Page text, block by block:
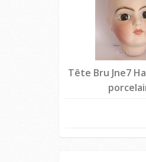
Tête Bru Jne7